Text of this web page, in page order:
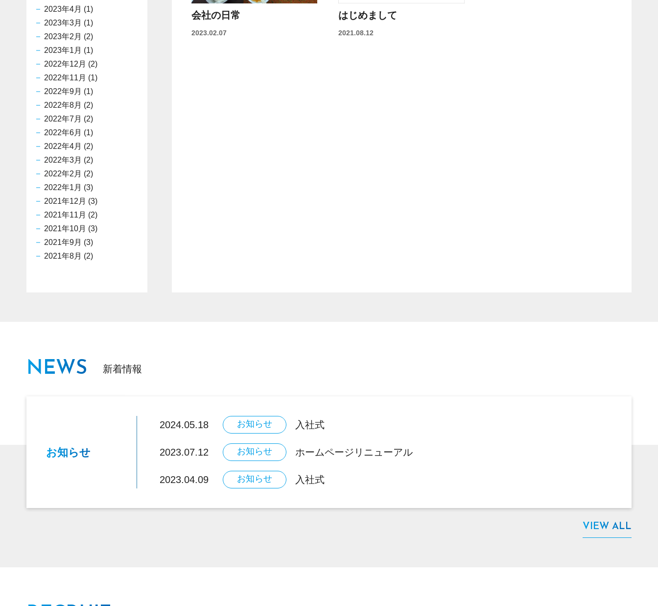
会社の日常
2023.02.07
はじめまして
2021.08.12
2023年4月 (1)
2023年3月 (1)
2023年2月 (2)
2023年1月 (1)
2022年12月 (2)
2022年11月 (1)
2022年9月 (1)
2022年8月 (2)
2022年7月 (2)
2022年6月 (1)
2022年4月 (2)
2022年3月 (2)
2022年2月 (2)
2022年1月 (3)
2021年12月 (3)
2021年11月 (2)
2021年10月 (3)
2021年9月 (3)
2021年8月 (2)
NEWS 新着情報
お知らせ
2024.05.18 お知らせ 入社式
2023.07.12 お知らせ ホームページリニューアル
2023.04.09 お知らせ 入社式
VIEW ALL